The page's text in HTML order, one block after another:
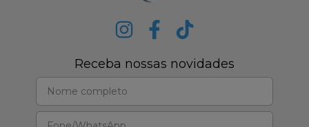
Receba nossas novidades